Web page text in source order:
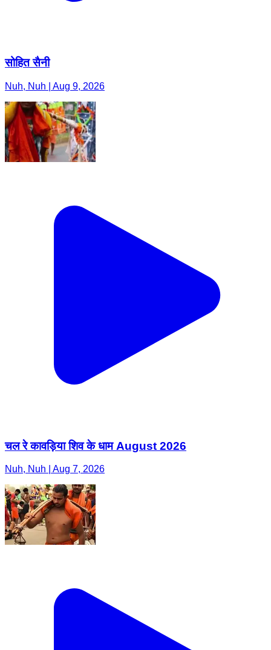
सोहित सैनी
Nuh, Nuh | Aug 9, 2026
चल रे कावड़िया शिव के धाम August 2026
Nuh, Nuh | Aug 7, 2026